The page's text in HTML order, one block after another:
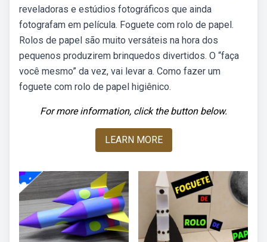
reveladoras e estúdios fotográficos que ainda
fotografam em película. Foguete com rolo de papel.
Rolos de papel são muito versáteis na hora dos
pequenos produzirem brinquedos divertidos. O “faça
você mesmo” da vez, vai levar a. Como fazer um
foguete com rolo de papel higiênico.
For more information, click the button below.
LEARN MORE